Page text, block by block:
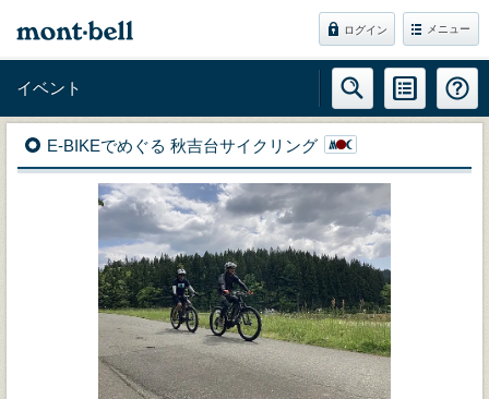
ログイン メニュー
イベント
E-BIKEでめぐる 秋吉台サイクリング